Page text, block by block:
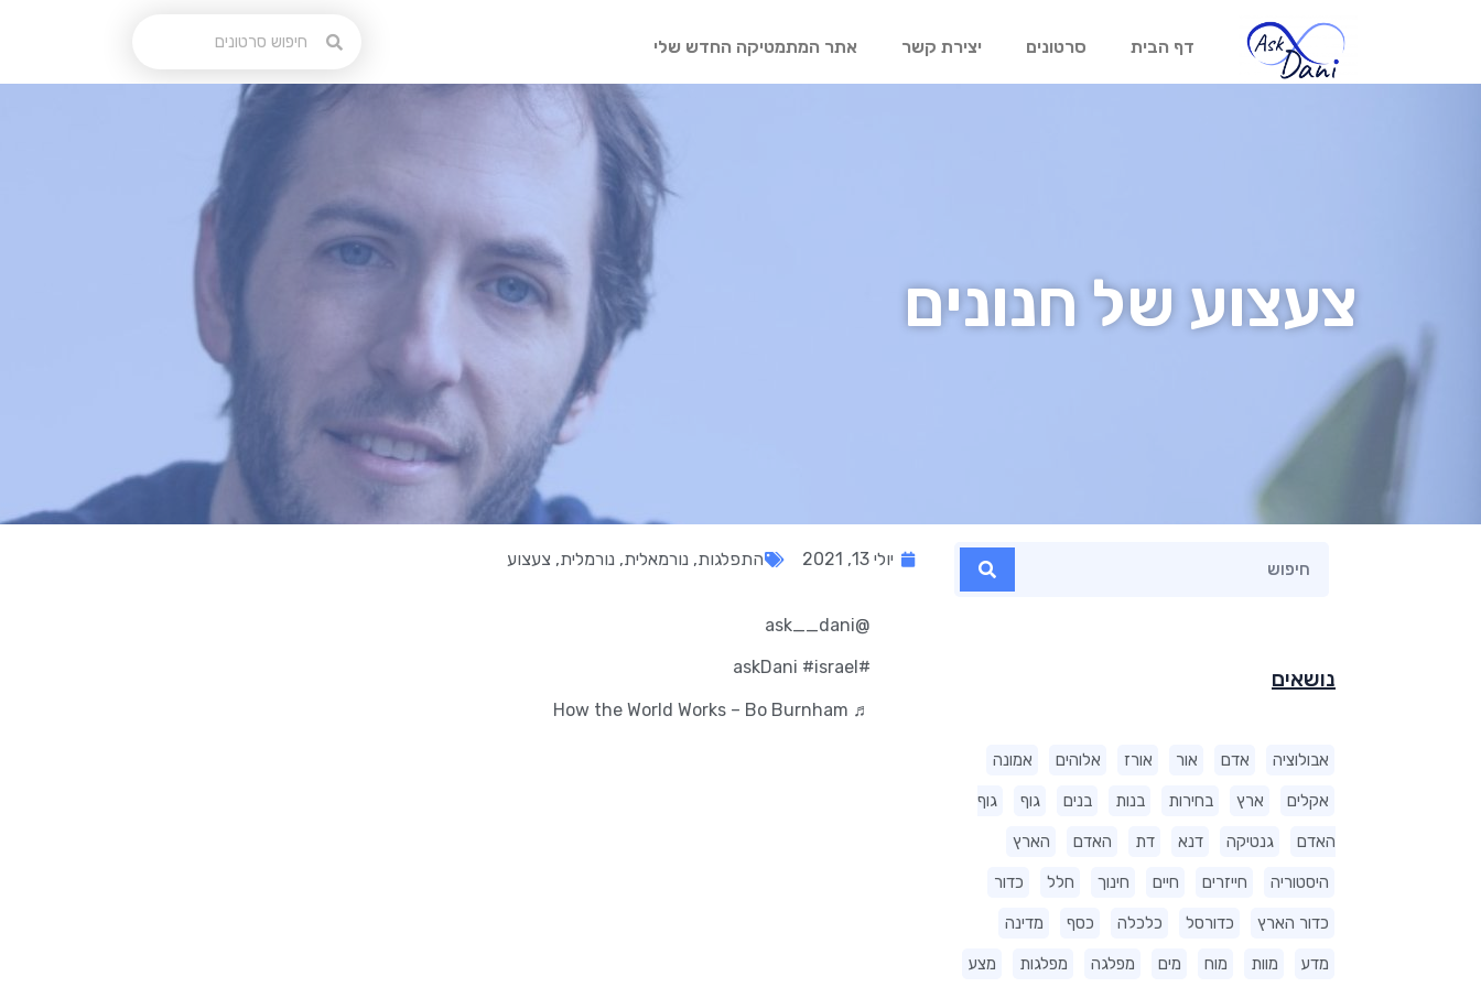
דף הבית סרטונים יצירת קשר אתר המתמטיקה החדש שלי
צעצוע של חנונים
נושאים
אבולוציה אדם אור אורז אלוהים אמונה
אקלים ארץ בחירות בנות בנים גוף גוף
האדם גנטיקה דנא דת האדם הארץ
היסטוריה חייזרים חיים חינוך חלל כדור
כדור הארץ כדורסל כלכלה כסף מדינה
מדע מוות מוח מים מפלגה מפלגות מצע
יולי 13, 2021 התפלגות, נורמאלית, נורמלית, צעצוע
@ask__dani
#askDani
#israel
♬ How the World Works – Bo Burnham